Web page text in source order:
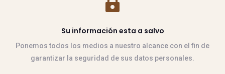

Su información esta a salvo
Ponemos todos los medios a nuestro alcance con el fin de
garantizar la seguridad de sus datos personales.